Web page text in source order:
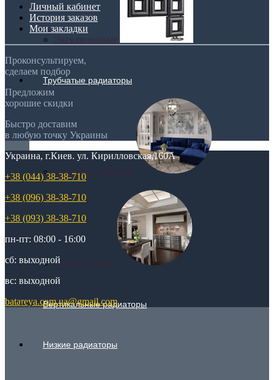
Трубчатые радиаторы
ДЛЯ ГОСТИНОЙ
ДЛЯ КУХНИ
Вертикальные радиаторы
Низкие радиаторы
Личный кабинет
История заказов
Мои закладки
Проконсультируем,
сделаем подбор
Предложим
хорошие скидки
Быстро доставим
в любую точку Украины
Украина, г.Киев. ул. Кирилловская,160А
+38 (044) 38-38-710
+38 (096) 38-38-710
+38 (093) 38-38-710
пн-пт: 08:00 - 16:00
сб: выходной
вс: выходной
batareya.com.ua@gmail.com